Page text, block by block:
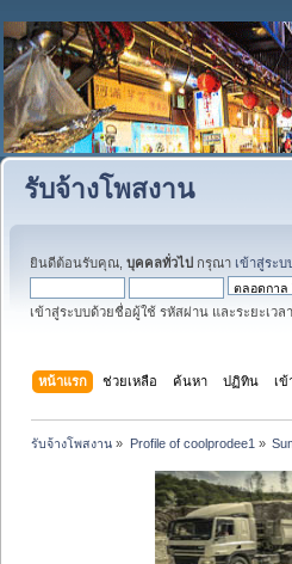
รับจ้างโพสงาน
ยินดีต้อนรับคุณ, บุคคลทั่วไป กรุณา เข้าสู่ระบ
เข้าสู่ระบบด้วยชื่อผู้ใช้ รหัสผ่าน และระยะเวล
หน้าแรก ช่วยเหลือ ค้นหา ปฏิทิน เ
รับจ้างโพสงาน » Profile of coolprodee1 »